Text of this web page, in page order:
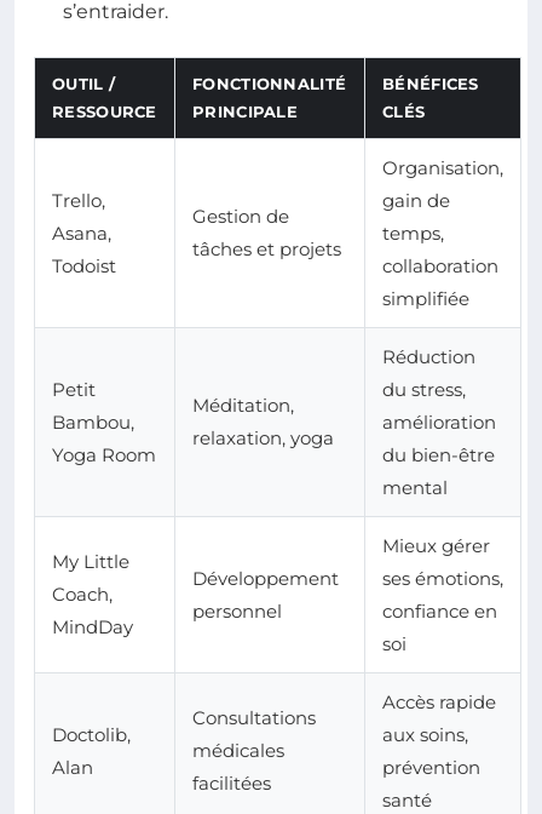
s’entraider.
OUTIL /
RESSOURCE
FONCTIONNALITÉ
PRINCIPALE
BÉNÉFICES
CLÉS
Trello,
Asana,
Todoist
Gestion de
tâches et projets
Organisation,
gain de
temps,
collaboration
simplifiée
Petit
Bambou,
Yoga Room
Méditation,
relaxation, yoga
Réduction
du stress,
amélioration
du bien-être
mental
My Little
Coach,
MindDay
Développement
personnel
Mieux gérer
ses émotions,
confiance en
soi
Doctolib,
Alan
Consultations
médicales
facilitées
Accès rapide
aux soins,
prévention
santé